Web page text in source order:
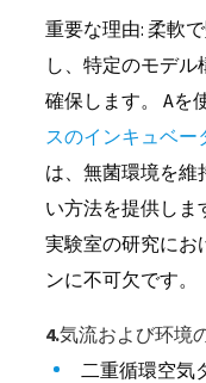
重要な理由: 柔軟
し、特定のモデ
確保します。 Aを
スのインキュベー
は、無菌環境を維
い方法を提供しま
実験室の研究にお
ンに不可欠です。
4.気流および环境
二重循環空気